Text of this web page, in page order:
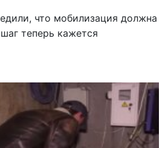
что мобилизация должна
теперь кажется